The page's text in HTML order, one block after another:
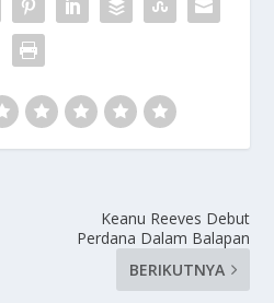
Keanu Reeves Debut
Perdana Dalam Balapan
BERIKUTNYA